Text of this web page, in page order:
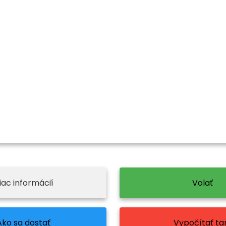
informácií Volať
sa dostať Vypočítať